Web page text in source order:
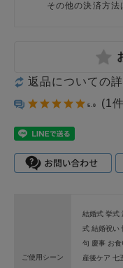
その他の決済方法
返品についての
5.0 (1
ご使用シーン
結婚式 挙式
式 結婚祝い
句 慶事 お
産後ケア 七